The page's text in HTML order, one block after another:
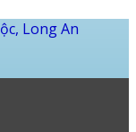
Long An